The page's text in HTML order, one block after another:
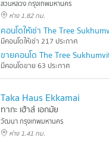
สวนหลวง กรุงเทพมหานคร
ห่าง 1.82 กม.
คอนโดให้เช่า The Tree
มีคอนโดให้เช่า 217 ประกาศ
ขายคอนโด The Tree
มีคอนโดขาย 63 ประกาศ
Taka Haus Ekkamai
ทากะ เฮ้าส์ เอกมัย
วัฒนา กรุงเทพมหานคร
ห่าง 1.41 กม.